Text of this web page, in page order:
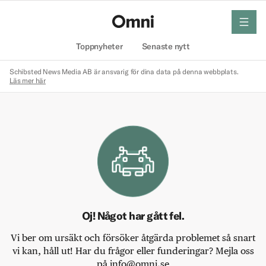
Toppnyheter Senaste nytt
meny
Schibsted News Media AB är ansvarig för dina data på denna webbplats.
Läs mer här
Oj! Något har gått fel.
Vi ber om ursäkt och försöker åtgärda problemet så snart
vi kan, håll ut! Har du frågor eller funderingar? Mejla oss